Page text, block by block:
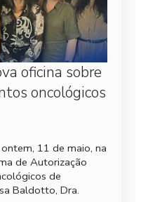
oficina sobre
oncológicos
11 de maio, na
de Autorização
de
Baldotto, Dra.